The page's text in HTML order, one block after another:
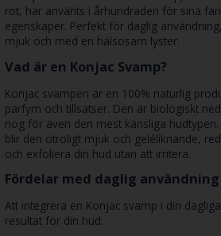
rot, har använts i århundraden för sina
egenskaper. Perfekt för daglig
mjuk och med en hälsosam lyster.
Vad är en Konjac Svamp?
Konjac svampen är en 100% naturlig
parfym och tillsatser. Den är biologiskt
nog för även den mest känsliga
blir den otroligt mjuk och geléliknande,
och exfoliera din hud utan att irritera.
Fördelar med daglig användning
Att integrera en Konjac svamp i din
resultat för din hud: